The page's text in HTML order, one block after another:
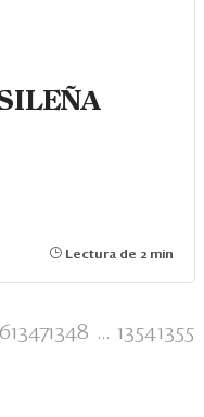
Lectura de 2 min
13471348 ... 13541355